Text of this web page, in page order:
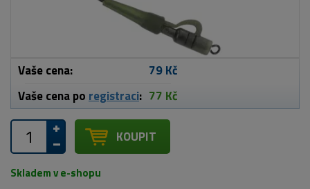
Vaše cena:
79 Kč
Vaše cena po registraci: 77 Kč
KOUPIT
Skladem v e-shopu